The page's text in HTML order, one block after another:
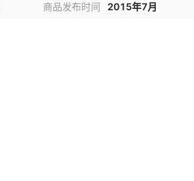
商品发布时间 2015年7月